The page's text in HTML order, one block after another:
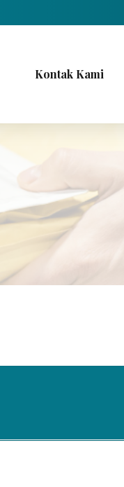
Kontak Kami